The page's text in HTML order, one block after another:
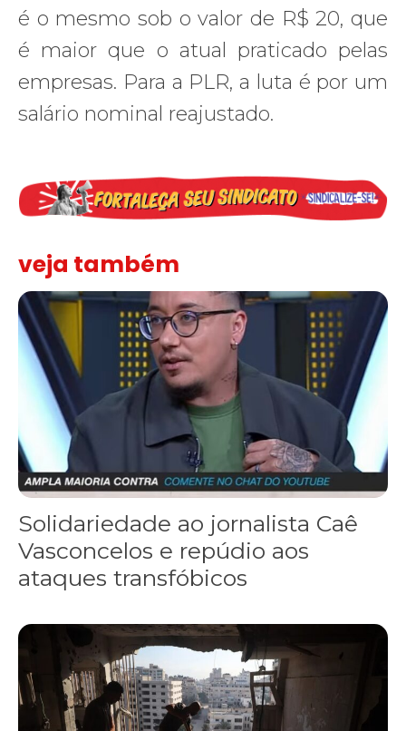
é o mesmo sob o valor de R$ 20, que
é maior que o atual praticado pelas
empresas. Para a PLR, a luta é por um
salário nominal reajustado.
veja também
Solidariedade ao jornalista Caê Vasconcelos e repúdio aos
Solidariedade ao jornalista Caê
Vasconcelos e repúdio aos
ataques transfóbicos
“Funeral para toda Gaza” — enquanto o Conselho da Paz